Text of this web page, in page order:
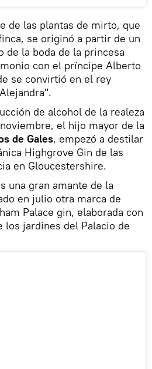
de las plantas de mirto, que
se originó a partir de un
de la boda de la princesa
con el príncipe Alberto
se convirtió en el rey
de alcohol de la realeza
el hijo mayor de la
de Gales, empezó a destilar
Highgrove Gin de las
en Gloucestershire.
una gran amante de la
en julio otra marca de
Palace gin, elaborada con
los jardines del Palacio de